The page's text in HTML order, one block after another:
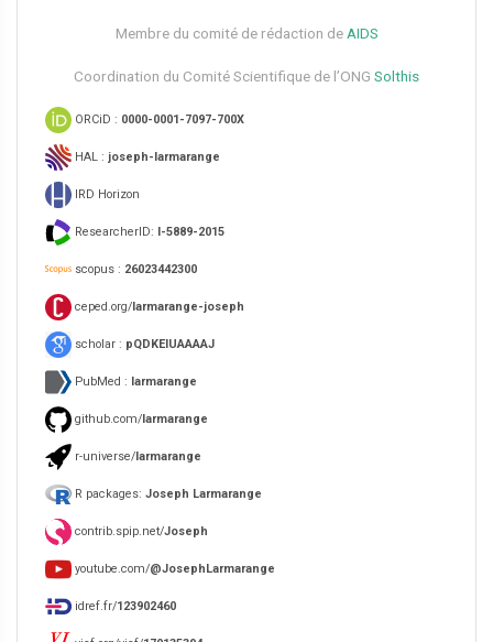
Membre du comité de rédaction de AIDS
Coordination du Comité Scientifique de l’ONG Solthis
ORCiD : 0000-0001-7097-700X
HAL : joseph-larmarange
IRD Horizon
ResearcherID: I-5889-2015
scopus : 26023442300
ceped.org/larmarange-joseph
scholar : pQDKEIUAAAAJ
PubMed : larmarange
github.com/larmarange
r-universe/larmarange
R packages: Joseph Larmarange
contrib.spip.net/Joseph
youtube.com/@JosephLarmarange
idref.fr/123902460